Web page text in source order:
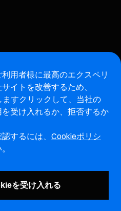
イト
トライン・ウェブサイト
用者様に最高のエクスペリ
イトを改善するため、
ますクリックして、当社の
受け入れるか、拒否するか
するには、 Cookieポリシ
を受け入れる